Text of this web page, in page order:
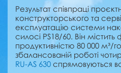
Результат співпраці
конструкторського та
експлуатацію системи
силосі PS18/60. Він
продуктивністю 80 000 м³/
збалансованій роботі
RU-AS 630 спрямовуються